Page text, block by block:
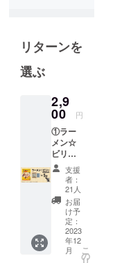
うございま
す。
ロル」は、
宮城県を拠
点に、東北
の地域資源
を活用した
商品の企
画・製造・
販売を行っ
ています。
そのほか、
生産者や加
リターンを
選ぶ
2,9
00 円
①ラー
メン☆
ビリー
（G系醤
油味）
5袋 ②
お礼の
手紙 ①
につい
て パッ
ケージ
サイ
支援
者：
21人
お届
け予
定：
2023
年12
月
こ
の